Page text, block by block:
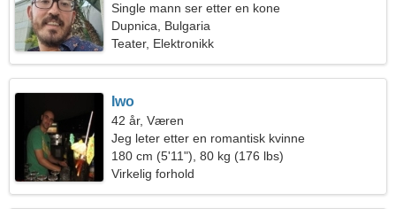
Single mann ser etter en kone
Dupnica, Bulgaria
Teater, Elektronikk
Iwo
42 år, Væren
Jeg leter etter en romantisk kvinne
180 cm (5'11"), 80 kg (176 lbs)
Virkelig forhold